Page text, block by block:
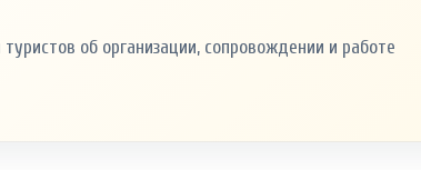
об организации, сопровождении и работе